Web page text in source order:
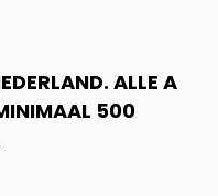
ALLE A
500